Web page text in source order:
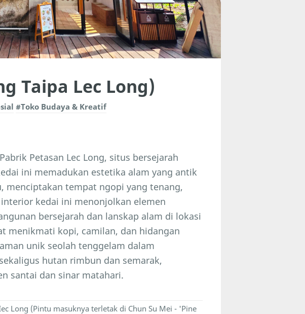
Taipa Lec Long)
#Toko Budaya & Kreatif
Petasan Lec Long, situs bersejarah
ini memadukan estetika alam yang antik
menciptakan tempat ngopi yang tenang,
kedai ini menonjolkan elemen
bersejarah dan lanskap alam di lokasi
menikmati kopi, camilan, dan hidangan
unik seolah tenggelam dalam
hutan rimbun dan semarak,
santai dan sinar matahari.
Long (Pintu masuknya terletak di Chun Su Mei - 'Pine